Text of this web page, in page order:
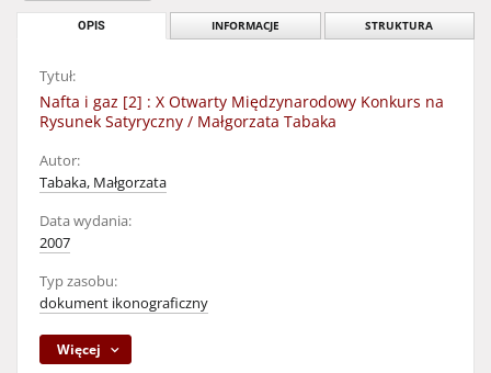
OPIS INFORMACJE STRUKTURA
Tytuł:
Nafta i gaz [2] : X Otwarty Międzynarodowy Konkurs na
Rysunek Satyryczny / Małgorzata Tabaka
Autor:
Tabaka, Małgorzata
Data wydania:
2007
Typ zasobu:
dokument ikonograficzny
Więcej